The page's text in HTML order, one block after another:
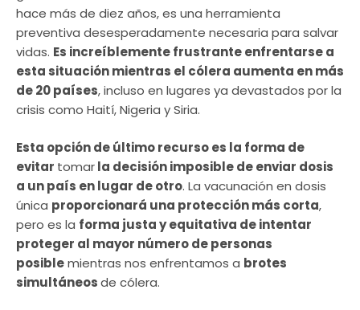
hace más de diez años, es una herramienta
preventiva desesperadamente necesaria para salvar
vidas. Es increíblemente frustrante enfrentarse a
esta situación mientras el cólera aumenta en más
de 20 países, incluso en lugares ya devastados por la
crisis como Haití, Nigeria y Siria.
Esta opción de último recurso es la forma de
evitar tomarla decisión imposible de enviar dosis
a un país en lugar de otro. La vacunación en dosis
única proporcionará una protección más corta,
pero es la forma justa y equitativa de intentar
proteger al mayor número de personas
posiblemientras nos enfrentamos a brotes
simultáneosde cólera.